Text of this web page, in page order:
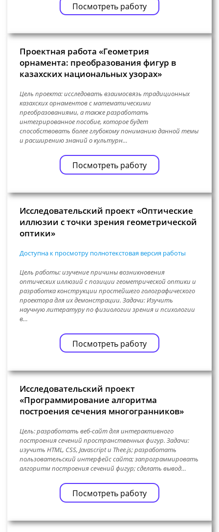
Посмотреть работу
Проектная работа «Геометрия
орнамента: преобразования фигур в
казахских национальных узорах»
Цель проекта: исследовать взаимосвязь традиционных
казахских орнаментов с математическими
преобразованиями, а также разработать
интегрированное пособие, которое будет
способствовать более глубокому пониманию данной темы
и расширению знаний о культурн…
Посмотреть работу
Исследовательский проект «Оптические
иллюзии с точки зрения геометрической
оптики»
Доступна к просмотру полнотекстовая версия работы
Цель работы: изучение причины возникновения
оптических иллюзий с позиции геометрической оптики и
разработка конструкции простейшего голографического
проектора для их демонстрации. Задачи: Изучить
научную литературу по физиологии зрения и психологии
в…
Посмотреть работу
Исследовательский проект
«Программирование алгоритма
построения сечения многогранников»
Цель: разработать веб-сайт для интерактивного
построения сечений пространственных фигур. Задачи:
изучить HTML, CSS, Javascript и Thee.js; разработать
пользовательский интерфейс сайта; запрограммировать
алгоритм построения сечений фигур; сделать вывод…
Посмотреть работу